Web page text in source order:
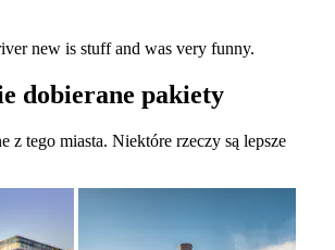
new is stuff and was very funny.
dobierane pakiety
z tego miasta. Niektóre rzeczy są lepsze